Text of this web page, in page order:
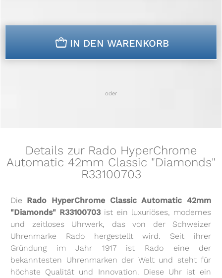
n IN DEN WARENKORB
oder
Details zur Rado HyperChrome
Automatic 42mm Classic "Diamonds"
R33100703
Die Rado HyperChrome Classic Automatic 42mm
"Diamonds" R33100703 ist ein luxuriöses, modernes
und zeitloses Uhrwerk, das von der Schweizer
Uhrenmarke Rado hergestellt wird. Seit ihrer
Gründung im Jahr 1917 ist Rado eine der
bekanntesten Uhrenmarken der Welt und steht für
höchste Qualität und Innovation. Diese Uhr ist ein